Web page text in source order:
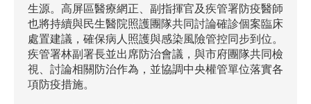
生源。高屏區醫療網正、副指揮官及疾管署防疫醫師
也將持續與民生醫院照護團隊共同討論確診個案臨床
處置建議，確保病人照護與感染風險管控同步到位。
疾管署林副署長並出席防治會議，與市府團隊共同檢
視、討論相關防治作為，並協調中央權管單位落實各
項防疫措施。